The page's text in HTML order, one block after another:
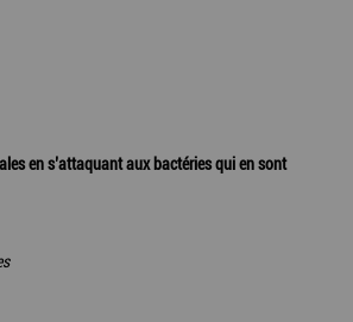
en s’attaquant aux bactéries qui en sont